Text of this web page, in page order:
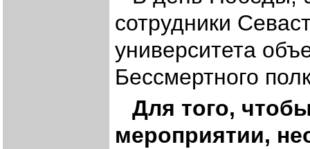
сотрудники
университета
Бессмертного
Для того,
мероприятии,